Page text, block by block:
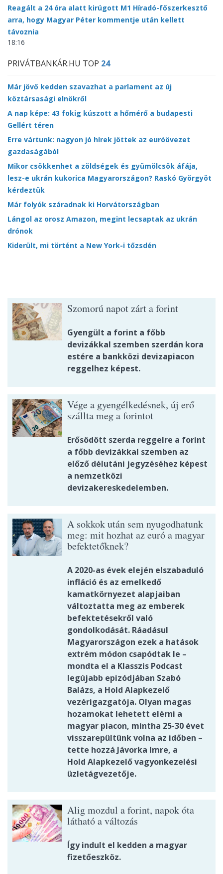
Reagált a 24 óra alatt kirúgott M1 Híradó-főszerkesztő
arra, hogy Magyar Péter kommentje után kellett
távoznia
18:16
PRIVÁTBANKÁR.HU TOP 24
Már jövő kedden szavazhat a parlament az új
köztársasági elnökről
A nap képe: 43 fokig kúszott a hőmérő a budapesti
Gellért téren
Erre vártunk: nagyon jó hírek jöttek az euróövezet
gazdaságából
Mikor csökkenhet a zöldségek és gyümölcsök áfája,
lesz-e ukrán kukorica Magyarországon? Raskó Györgyöt
kérdeztük
Már folyók száradnak ki Horvátországban
Lángol az orosz Amazon, megint lecsaptak az ukrán
drónok
Kiderült, mi történt a New York-i tőzsdén
Szomorú napot zárt a forint
Gyengült a forint a főbb
devizákkal szemben szerdán kora
estére a bankközi devizapiacon
reggelhez képest.
Vége a gyengélkedésnek, új erő
szállta meg a forintot
Erősödött szerda reggelre a forint
a főbb devizákkal szemben az
előző délutáni jegyzéséhez képest
a nemzetközi
devizakereskedelemben.
A sokkok után sem nyugodhatunk
meg: mit hozhat az euró a magyar
befektetőknek?
A 2020-as évek elején elszabaduló
infláció és az emelkedő
kamatkörnyezet alapjaiban
változtatta meg az emberek
befektetésekről való
gondolkodását. Ráadásul
Magyarországon ezek a hatások
extrém módon csapódtak le –
mondta el a Klasszis Podcast
legújabb epizódjában Szabó
Balázs, a Hold Alapkezelő
vezérigazgatója. Olyan magas
hozamokat lehetett elérni a
magyar piacon, mintha 25-30 évet
visszarepültünk volna az időben –
tette hozzá Jávorka Imre, a
Hold Alapkezelő vagyonkezelési
üzletágvezetője.
Alig mozdul a forint, napok óta
látható a változás
Így indult el kedden a magyar
fizetőeszköz.